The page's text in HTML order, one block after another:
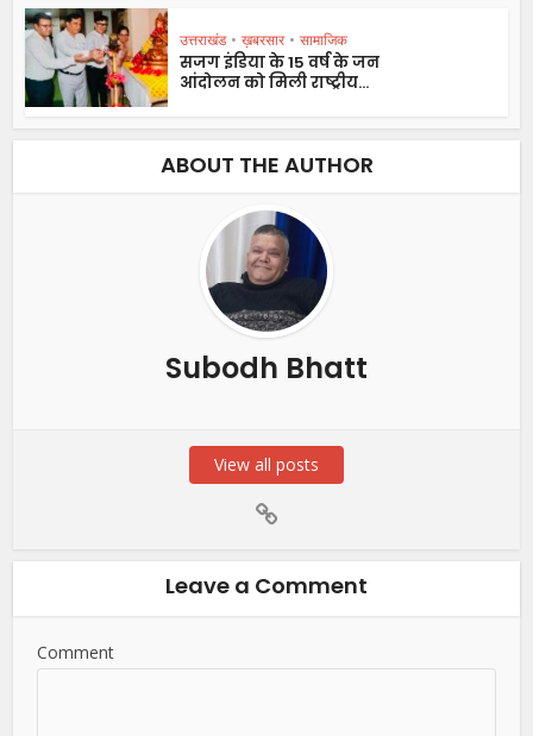
उत्तराखंड • ख़बरसार • सामाजिक
सजग इंडिया के 15 वर्ष के जन
आंदोलन को मिली राष्ट्रीय...
ABOUT THE AUTHOR
Subodh Bhatt
View all posts
Leave a Comment
Comment